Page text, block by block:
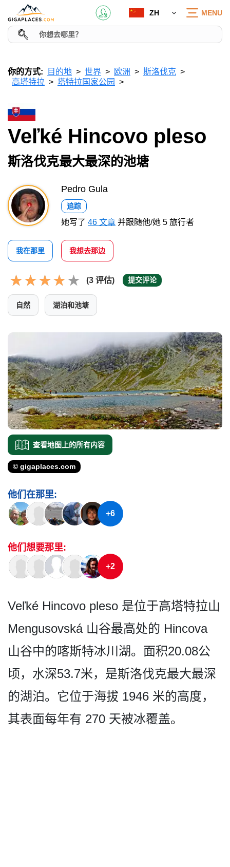
ZH MENU
你的方式: 目的地 世界 欧洲
斯洛伐克
高塔特拉
塔特拉国家公园
Veľké Hincovo pleso
斯洛伐克最大最深的池塘
Pedro Gula
追踪
她写了 46 文章 并跟随他/她 5 旅行者
我在那里 我想去那边
(3 评估) 提交评论
自然 湖泊和池塘
查看地图上的所有内容
© gigaplaces.com
他们在那里:
+6
他们想要那里:
+2
Veľké Hincovo pleso 是位于高塔特拉山
Mengusovská 山谷最高处的 Hincova
山谷中的喀斯特冰川湖。面积­20.08公
顷，水深53.7米，是斯洛伐克最大最­深
的湖泊。它位于海拔 1946 米的高度，
其表面每年有 270 天被冰覆盖。